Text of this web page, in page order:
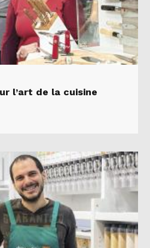
l’art de la cuisine